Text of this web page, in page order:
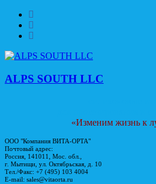
Skip
content
ALPS SOUTH LLC
«Изменим жизнь к
ООО "Компания ВИТА-ОРТА"
Почтовый адрес:
Россия, 141011, Мос. обл.,
г. Мытищи, ул. Октябрьская, д. 10
Тел./Факс: +7 (495) 103 4004
E-mail: sales@vitaorta.ru